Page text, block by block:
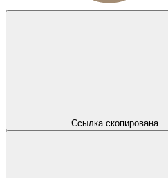
Ссылка скопирована